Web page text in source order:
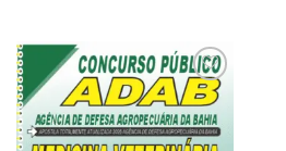
Add to
wishlist